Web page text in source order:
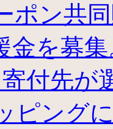
ポン共
金を募
付先が
ピング